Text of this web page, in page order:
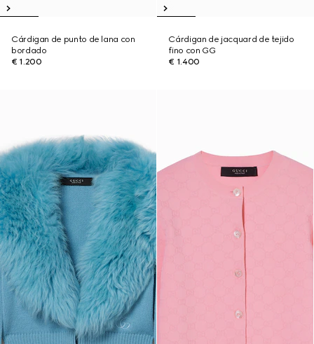
Cárdigan de punto de lana con
bordado
€ 1.200
Cárdigan de jacquard de tejido
fino con GG
€ 1.400